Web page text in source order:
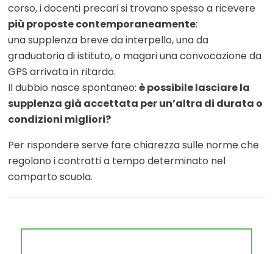
corso, i docenti precari si trovano spesso a ricevere
più proposte contemporaneamente:
una supplenza breve da interpello, una da
graduatoria di istituto, o magari una convocazione da
GPS arrivata in ritardo.
Il dubbio nasce spontaneo: è possibile lasciare la
supplenza già accettata per un’altra di durata o
condizioni migliori?
Per rispondere serve fare chiarezza sulle norme che
regolano i contratti a tempo determinato nel
comparto scuola.